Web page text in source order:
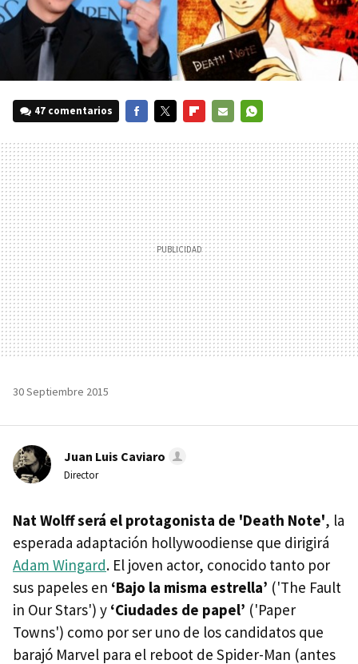
47 comentarios
MAIL
30 Septiembre 2015
Juan Luis Caviaro
Director
Nat Wolff será el protagonista de 'Death Note', la
esperada adaptación hollywoodiense que dirigirá
Adam Wingard. El joven actor, conocido tanto por
sus papeles en ‘Bajo la misma estrella’ ('The Fault
in Our Stars') y ‘Ciudades de papel’ ('Paper
Towns') como por ser uno de los candidatos que
barajó Marvel para el reboot de Spider-Man (antes